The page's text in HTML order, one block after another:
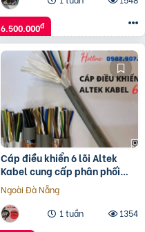
6.500.000đ
Cáp điều khiển 6 lõi Altek
Kabel cung cấp phân phối
độc quyền
Ngoài Đà Nẵng
1 tuần
1354